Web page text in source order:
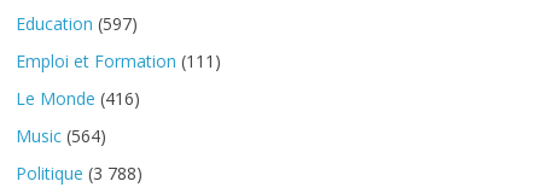
Education (597)
Emploi et Formation (111)
Le Monde (416)
Music (564)
Politique (3 788)